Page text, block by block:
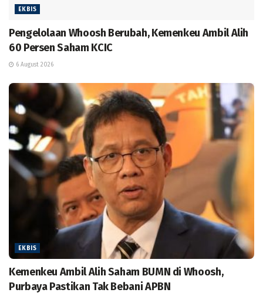
EKBIS
Pengelolaan Whoosh Berubah, Kemenkeu Ambil Alih
60 Persen Saham KCIC
6 August 2026
EKBIS
Kemenkeu Ambil Alih Saham BUMN di Whoosh,
Purbaya Pastikan Tak Bebani APBN